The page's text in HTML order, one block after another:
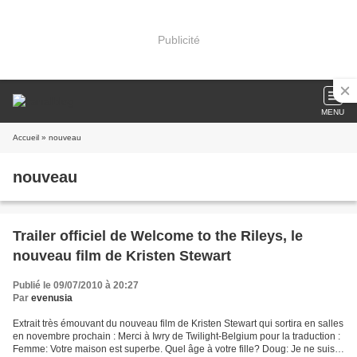
Publicité
MENU
Accueil » nouveau
nouveau
Trailer officiel de Welcome to the Rileys, le
nouveau film de Kristen Stewart
Publié le 09/07/2010 à 20:27
Par evenusia
Extrait très émouvant du nouveau film de Kristen Stewart qui sortira en salles
en novembre prochain : Merci à Iwry de Twilight-Belgium pour la traduction :
Femme: Votre maison est superbe. Quel âge à votre fille? Doug: Je ne suis